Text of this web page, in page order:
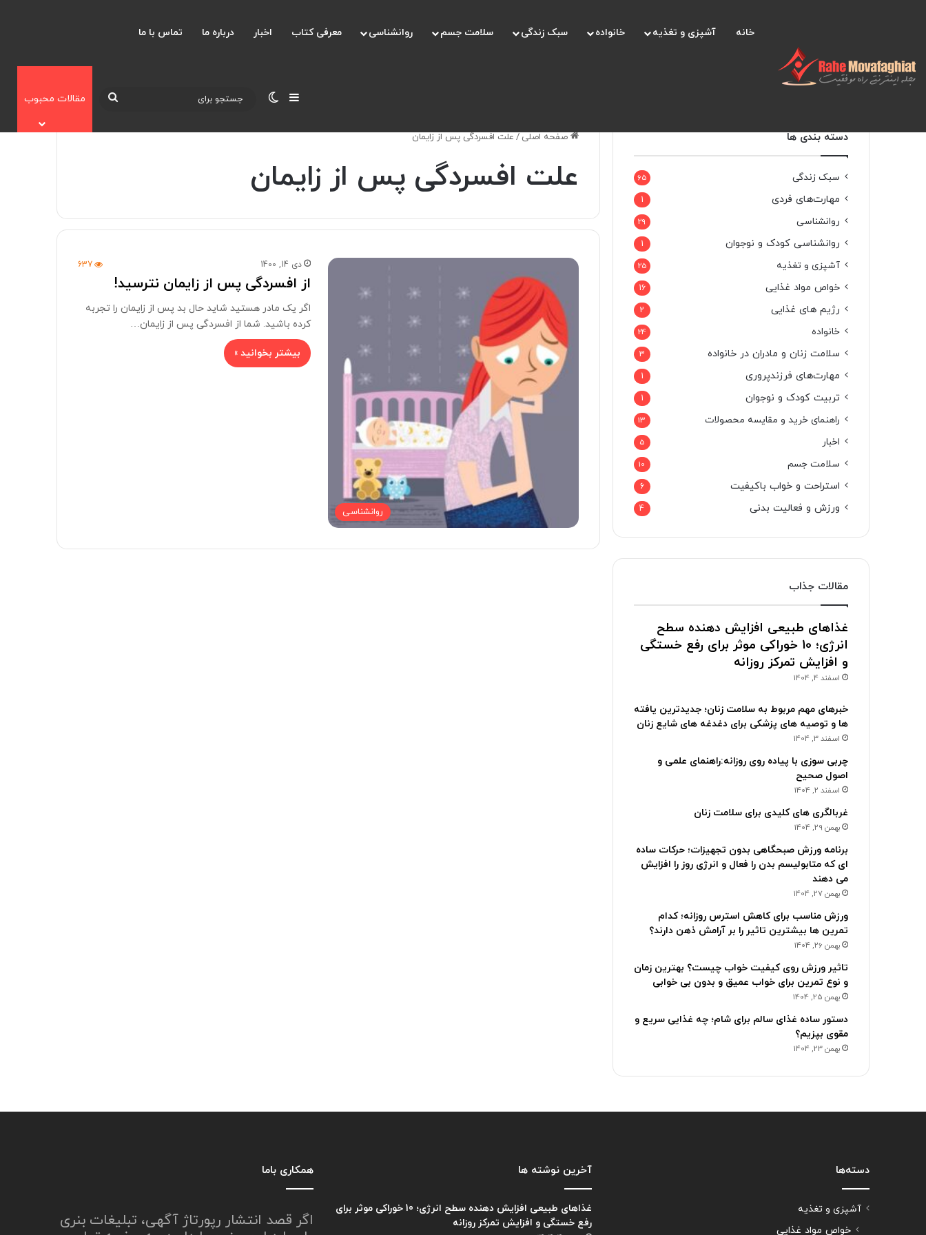
خانه آشپزی و تغذیه خانواده سبک زندگی سلامت جسم روانشناسی معرفی کتاب اخبار درباره ما تماس با ما
نوارکناریتغییر پوسته
جستجومقالات محبوب
صفحه اصلی / علت افسردگی پس از زایمان
علت افسردگی پس از زایمان
روانشناسی
دی 14, 1400 637
از افسردگی پس از زایمان نترسید!
اگر یک مادر هستید شاید حال بد پس از زایمان را تجربه
کرده باشید. شما از افسردگی پس از زایمان…
بیشتر بخوانید »
دسته بندی ها
سبک زندگی 65
مهارت‌های فردی 1
روانشناسی 29
روانشناسی کودک و نوجوان 1
آشپزی و تغذیه 25
خواص مواد غذایی 16
رژیم های غذایی 2
خانواده 24
سلامت زنان و مادران در خانواده 3
مهارت‌های فرزندپروری 1
تربیت کودک و نوجوان 1
راهنمای خرید و مقایسه محصولات 13
اخبار 5
سلامت جسم 10
استراحت و خواب باکیفیت 6
ورزش و فعالیت بدنی 4
مقالات جذاب
غذاهای طبیعی افزایش دهنده سطح
انرژی؛ 10 خوراکی موثر برای رفع خستگی
و افزایش تمرکز روزانه
اسفند 4, 1404
خبرهای مهم مربوط به سلامت زنان؛ جدیدترین یافته
ها و توصیه های پزشکی برای دغدغه های شایع زنان
اسفند 3, 1404
چربی سوزی با پیاده روی روزانه:راهنمای علمی و
اصول صحیح
اسفند 2, 1404
غربالگری های کلیدی برای سلامت زنان
بهمن 29, 1404
برنامه ورزش صبحگاهی بدون تجهیزات؛ حرکات ساده
ای که متابولیسم بدن را فعال و انرژی روز را افزایش
می دهند
بهمن 27, 1404
ورزش مناسب برای کاهش استرس روزانه؛ کدام
تمرین ها بیشترین تاثیر را بر آرامش ذهن دارند؟
بهمن 26, 1404
تاثیر ورزش روی کیفیت خواب چیست؟ بهترین زمان
و نوع تمرین برای خواب عمیق و بدون بی خوابی
بهمن 25, 1404
دستور ساده غذای سالم برای شام؛ چه غذایی سریع و
مقوی بپزیم؟
بهمن 23, 1404
دسته‌ها
آشپزی و تغذیه
خواص مواد غذایی
آخرین نوشته ها
غذاهای طبیعی افزایش دهنده سطح انرژی؛ 10 خوراکی موثر برای
رفع خستگی و افزایش تمرکز روزانه
همکاری باما
اگر قصد انتشار رپورتاژ آگهی، تبلیغات بنری